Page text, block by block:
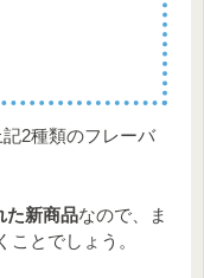
2種類のフレーバ
た新商品なので、ま
とでしょう。